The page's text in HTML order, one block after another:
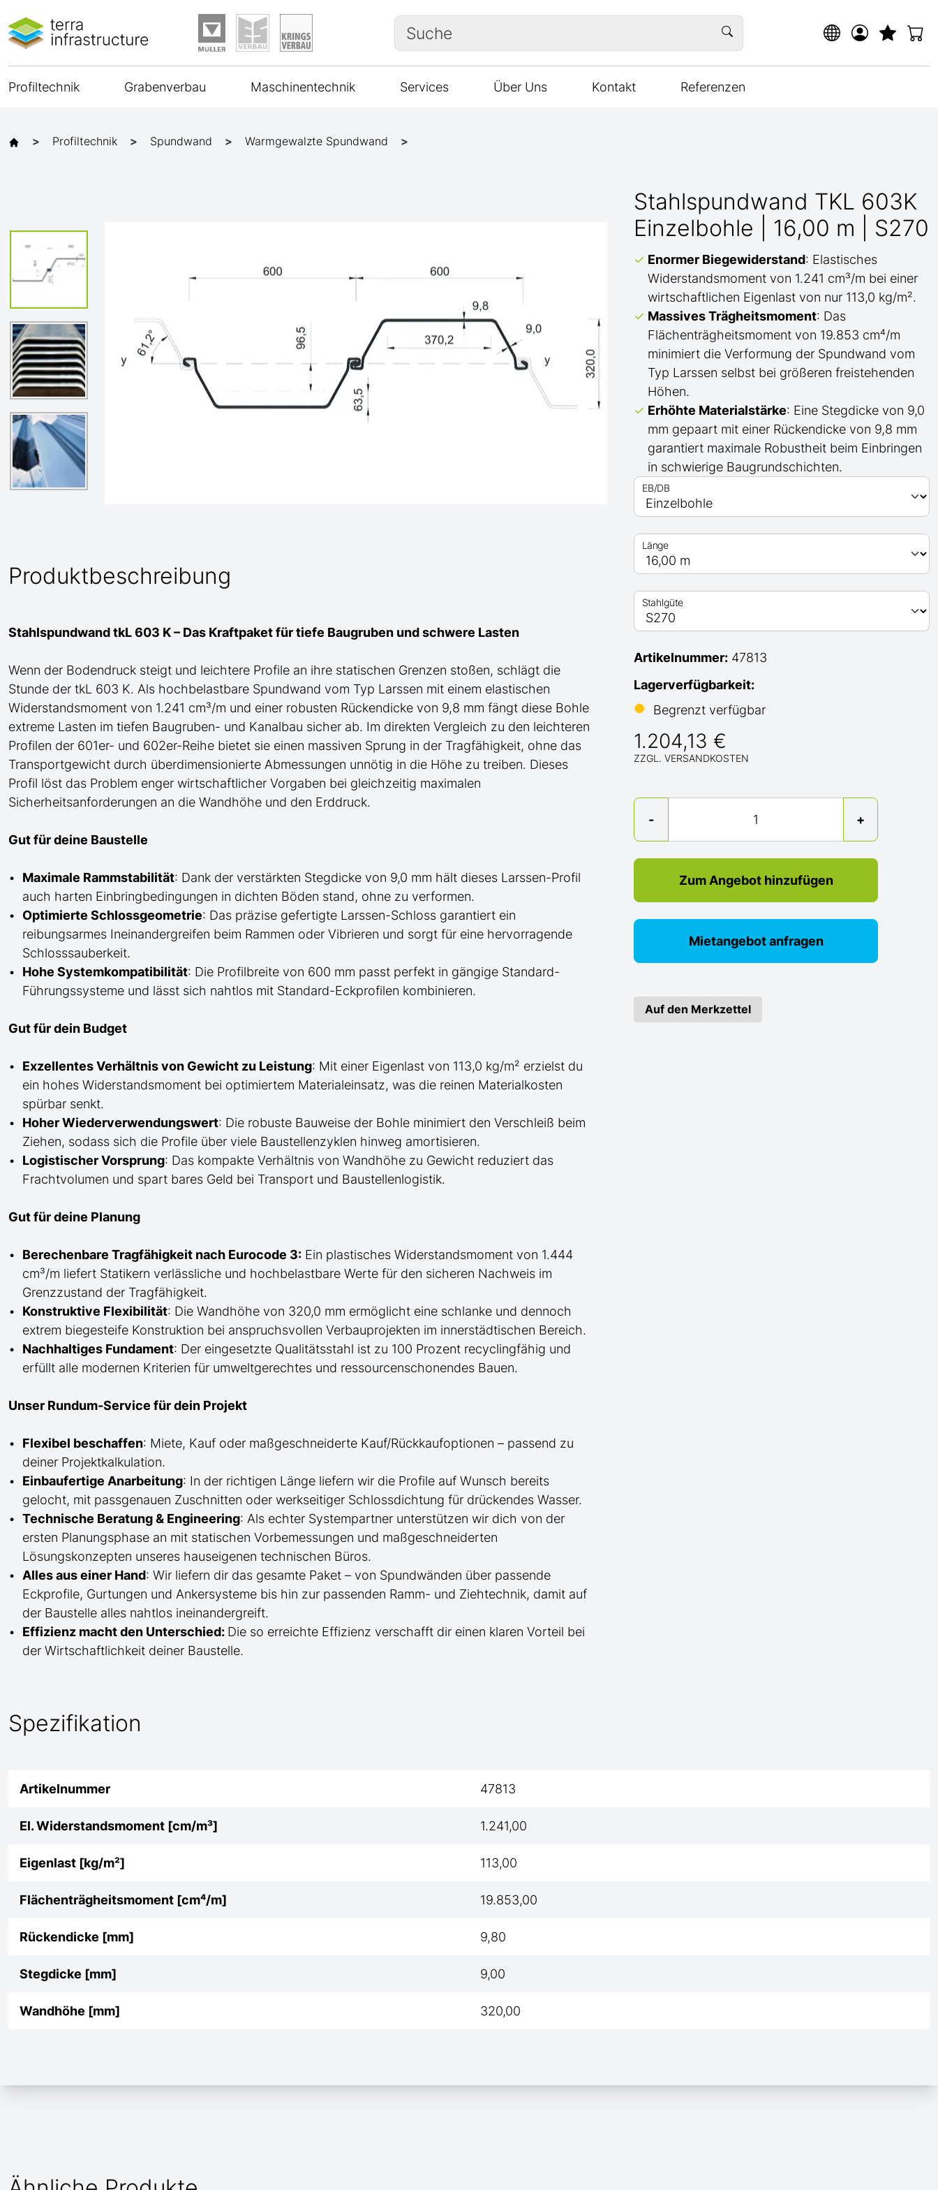
Suche
Profiltechnik Grabenverbau Maschinentechnik Services Über Uns Kontakt Referenzen
Profiltechnik Spundwand Warmgewalzte Spundwand
Produktbeschreibung
Stahlspundwand tkL 603 K – Das Kraftpaket für tiefe Baugruben und schwere Lasten
Wenn der Bodendruck steigt und leichtere Profile an ihre statischen Grenzen stoßen, schlägt die
Stunde der tkL 603 K. Als hochbelastbare Spundwand vom Typ Larssen mit einem elastischen
Widerstandsmoment von 1.241 cm³/m und einer robusten Rückendicke von 9,8 mm fängt diese Bohle
extreme Lasten im tiefen Baugruben- und Kanalbau sicher ab. Im direkten Vergleich zu den leichteren
Profilen der 601er- und 602er-Reihe bietet sie einen massiven Sprung in der Tragfähigkeit, ohne das
Transportgewicht durch überdimensionierte Abmessungen unnötig in die Höhe zu treiben. Dieses
Profil löst das Problem enger wirtschaftlicher Vorgaben bei gleichzeitig maximalen
Sicherheitsanforderungen an die Wandhöhe und den Erddruck.
Gut für deine Baustelle
Maximale Rammstabilität: Dank der verstärkten Stegdicke von 9,0 mm hält dieses Larssen-Profil
auch harten Einbringbedingungen in dichten Böden stand, ohne zu verformen.
Optimierte Schlossgeometrie: Das präzise gefertigte Larssen-Schloss garantiert ein
reibungsarmes Ineinandergreifen beim Rammen oder Vibrieren und sorgt für eine hervorragende
Schlosssauberkeit.
Hohe Systemkompatibilität: Die Profilbreite von 600 mm passt perfekt in gängige Standard-
Führungssysteme und lässt sich nahtlos mit Standard-Eckprofilen kombinieren.
Gut für dein Budget
Exzellentes Verhältnis von Gewicht zu Leistung: Mit einer Eigenlast von 113,0 kg/m² erzielst du
ein hohes Widerstandsmoment bei optimiertem Materialeinsatz, was die reinen Materialkosten
spürbar senkt.
Hoher Wiederverwendungswert: Die robuste Bauweise der Bohle minimiert den Verschleiß beim
Ziehen, sodass sich die Profile über viele Baustellenzyklen hinweg amortisieren.
Logistischer Vorsprung: Das kompakte Verhältnis von Wandhöhe zu Gewicht reduziert das
Frachtvolumen und spart bares Geld bei Transport und Baustellenlogistik.
Gut für deine Planung
Berechenbare Tragfähigkeit nach Eurocode 3: Ein plastisches Widerstandsmoment von 1.444
cm³/m liefert Statikern verlässliche und hochbelastbare Werte für den sicheren Nachweis im
Grenzzustand der Tragfähigkeit.
Konstruktive Flexibilität: Die Wandhöhe von 320,0 mm ermöglicht eine schlanke und dennoch
extrem biegesteife Konstruktion bei anspruchsvollen Verbauprojekten im innerstädtischen Bereich.
Nachhaltiges Fundament: Der eingesetzte Qualitätsstahl ist zu 100 Prozent recyclingfähig und
erfüllt alle modernen Kriterien für umweltgerechtes und ressourcenschonendes Bauen.
Unser Rundum-Service für dein Projekt
Flexibel beschaffen: Miete, Kauf oder maßgeschneiderte Kauf/Rückkaufoptionen – passend zu
deiner Projektkalkulation.
Einbaufertige Anarbeitung: In der richtigen Länge liefern wir die Profile auf Wunsch bereits
gelocht, mit passgenauen Zuschnitten oder werkseitiger Schlossdichtung für drückendes Wasser.
Technische Beratung & Engineering: Als echter Systempartner unterstützen wir dich von der
ersten Planungsphase an mit statischen Vorbemessungen und maßgeschneiderten
Lösungskonzepten unseres hauseigenen technischen Büros.
Alles aus einer Hand: Wir liefern dir das gesamte Paket – von Spundwänden über passende
Eckprofile, Gurtungen und Ankersysteme bis hin zur passenden Ramm- und Ziehtechnik, damit auf
der Baustelle alles nahtlos ineinandergreift.
Effizienz macht den Unterschied: Die so erreichte Effizienz verschafft dir einen klaren Vorteil bei
der Wirtschaftlichkeit deiner Baustelle.
Stahlspundwand TKL 603K
Einzelbohle | 16,00 m | S270
Enormer Biegewiderstand: Elastisches
Widerstandsmoment von 1.241 cm³/m bei einer
wirtschaftlichen Eigenlast von nur 113,0 kg/m².
Massives Trägheitsmoment: Das
Flächenträgheitsmoment von 19.853 cm⁴/m
minimiert die Verformung der Spundwand vom
Typ Larssen selbst bei größeren freistehenden
Höhen.
Erhöhte Materialstärke: Eine Stegdicke von 9,0
mm gepaart mit einer Rückendicke von 9,8 mm
garantiert maximale Robustheit beim Einbringen
in schwierige Baugrundschichten.
EB/DB
Länge
Stahlgüte
Artikelnummer: 47813
Lagerverfügbarkeit:
●
Begrenzt verfügbar
1.204,13 €
ZZGL. VERSANDKOSTEN
-
Menge
+
Zum Angebot hinzufügen
Mietangebot anfragen
Auf den Merkzettel
Spezifikation
Artikelnummer 47813
El. Widerstandsmoment [cm/m³] 1.241,00
Eigenlast [kg/m²] 113,00
Flächenträgheitsmoment [cm⁴/m] 19.853,00
Rückendicke [mm] 9,80
Stegdicke [mm] 9,00
Wandhöhe [mm] 320,00